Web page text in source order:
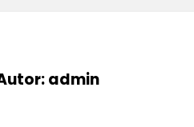
admin